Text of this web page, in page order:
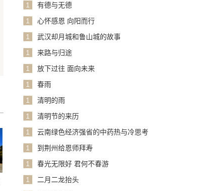
1
有德与无德
1
心怀感恩 向阳而行
1
武汉却月城和鲁山城的故事
1
来路与归途
1
放下过往 面向未来
1
春雨
1
清明的雨
1
清明节的来历
1
云南绿色经济强省的中药热与冷思考
1
到荆州给恩师拜寿
1
春光无限好 君何不春游
1
二月二龙抬头